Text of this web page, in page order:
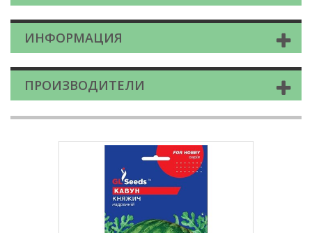
ИНФОРМАЦИЯ
ПРОИЗВОДИТЕЛИ